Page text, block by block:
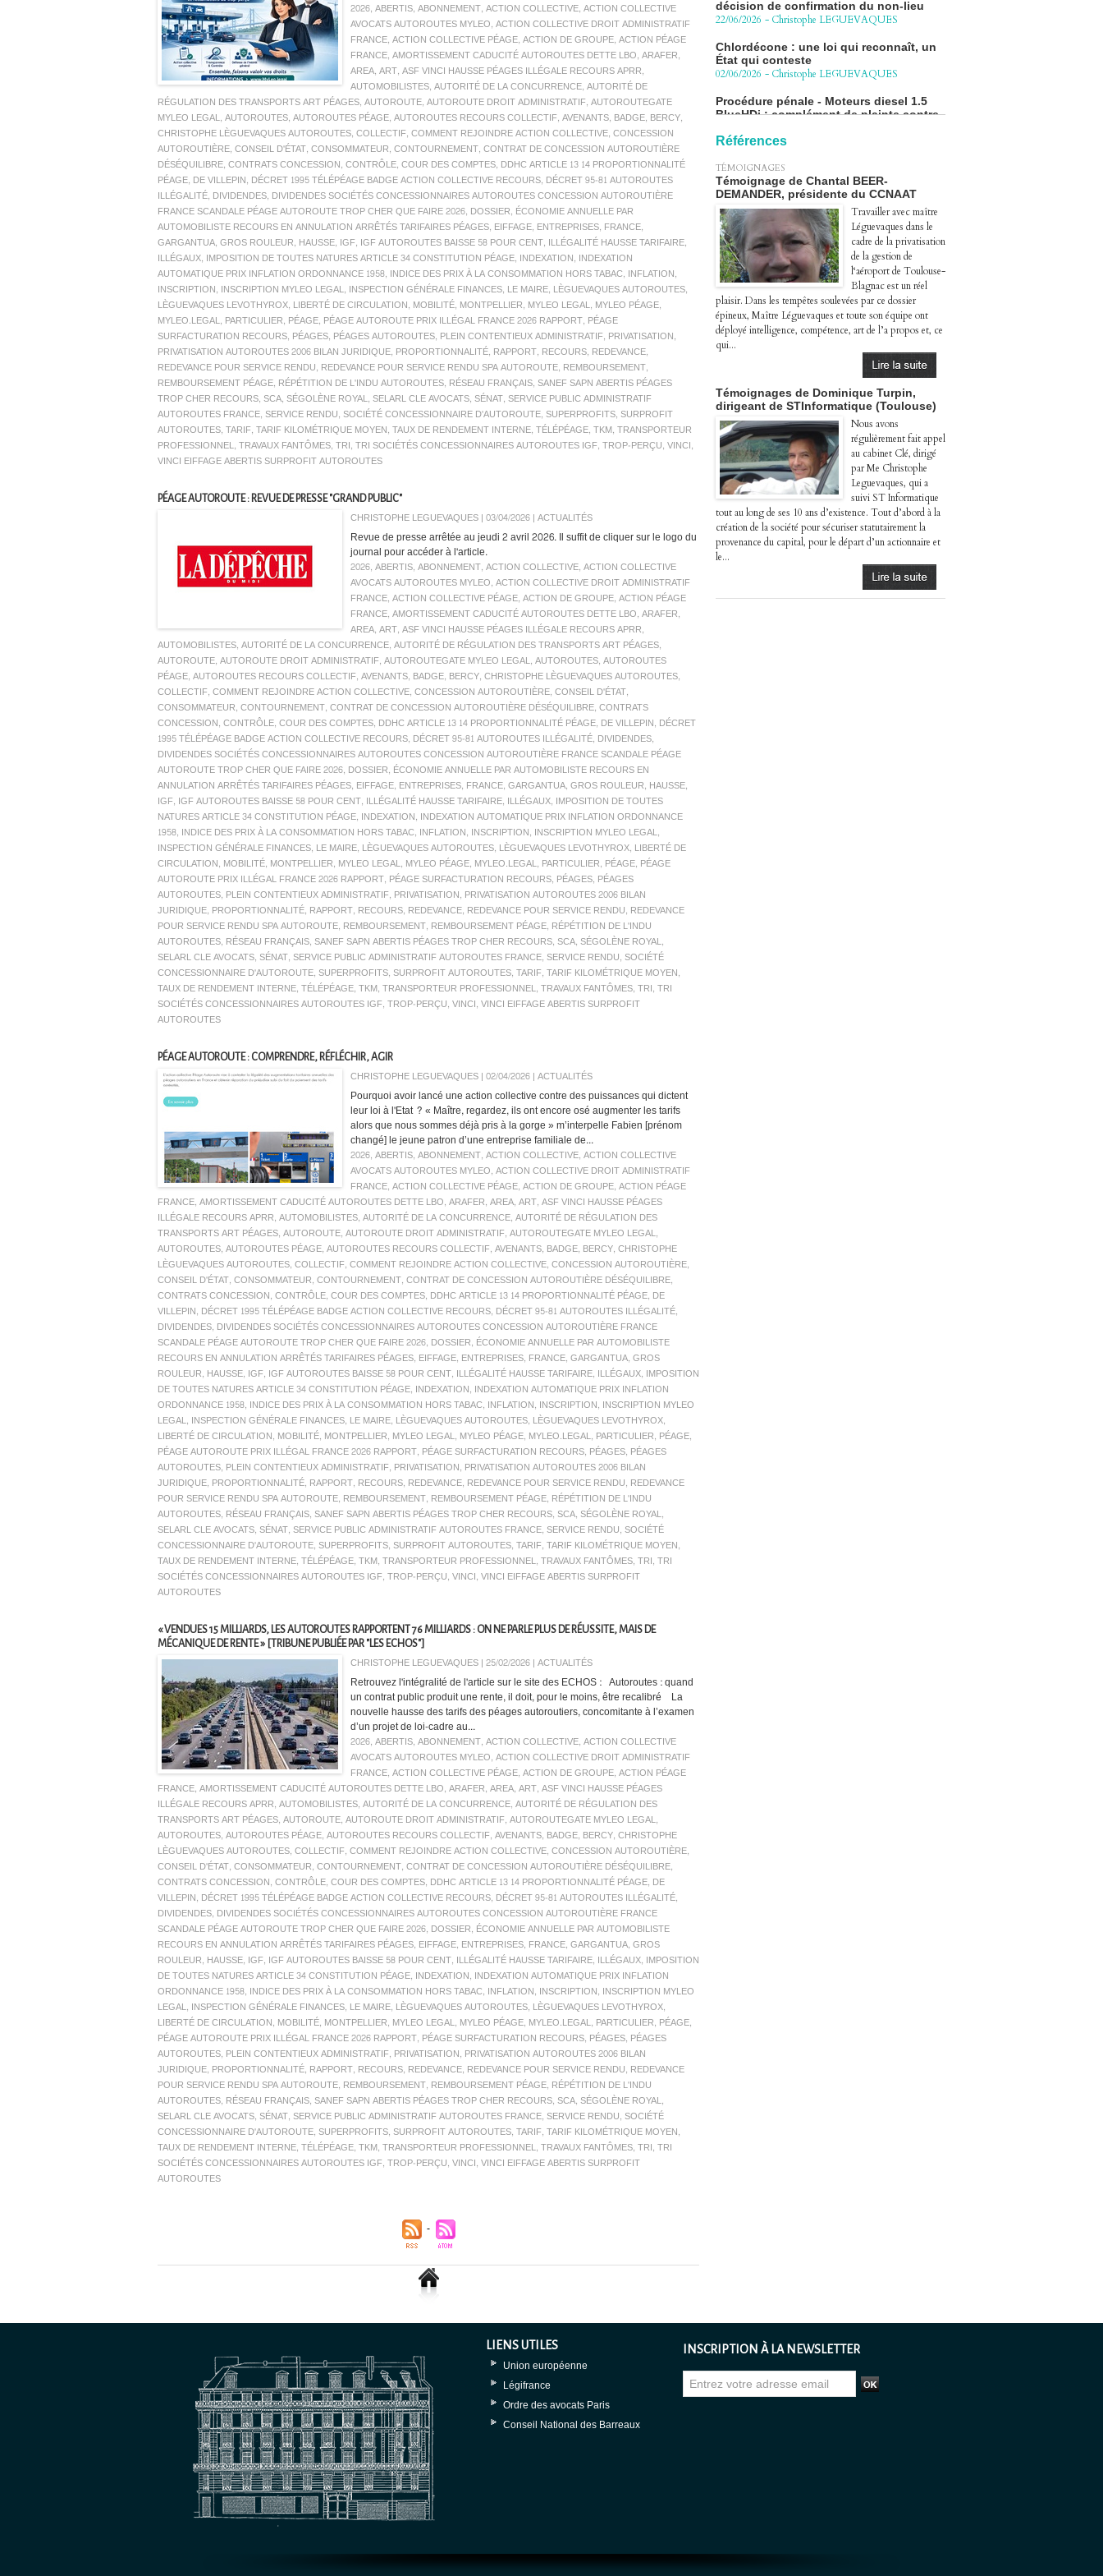
2026, ABERTIS, ABONNEMENT, ACTION COLLECTIVE, ACTION COLLECTIVE
AVOCATS AUTOROUTES MYLEO, ACTION COLLECTIVE DROIT ADMINISTRATIF
FRANCE, ACTION COLLECTIVE PÉAGE, ACTION DE GROUPE, ACTION PÉAGE
FRANCE, AMORTISSEMENT CADUCITÉ AUTOROUTES DETTE LBO, ARAFER,
AREA, ART, ASF VINCI HAUSSE PÉAGES ILLÉGALE RECOURS APRR,
AUTOMOBILISTES, AUTORITÉ DE LA CONCURRENCE, AUTORITÉ DE
RÉGULATION DES TRANSPORTS ART PÉAGES, AUTOROUTE, AUTOROUTE DROIT ADMINISTRATIF, AUTOROUTEGATE
MYLEO LEGAL, AUTOROUTES, AUTOROUTES PÉAGE, AUTOROUTES RECOURS COLLECTIF, AVENANTS, BADGE, BERCY,
CHRISTOPHE LÈGUEVAQUES AUTOROUTES, COLLECTIF, COMMENT REJOINDRE ACTION COLLECTIVE, CONCESSION
AUTOROUTIÈRE, CONSEIL D'ÉTAT, CONSOMMATEUR, CONTOURNEMENT, CONTRAT DE CONCESSION AUTOROUTIÈRE
DÉSÉQUILIBRE, CONTRATS CONCESSION, CONTRÔLE, COUR DES COMPTES, DDHC ARTICLE 13 14 PROPORTIONNALITÉ
PÉAGE, DE VILLEPIN, DÉCRET 1995 TÉLÉPÉAGE BADGE ACTION COLLECTIVE RECOURS, DÉCRET 95-81 AUTOROUTES
ILLÉGALITÉ, DIVIDENDES, DIVIDENDES SOCIÉTÉS CONCESSIONNAIRES AUTOROUTES CONCESSION AUTOROUTIÈRE
FRANCE SCANDALE PÉAGE AUTOROUTE TROP CHER QUE FAIRE 2026, DOSSIER, ÉCONOMIE ANNUELLE PAR
AUTOMOBILISTE RECOURS EN ANNULATION ARRÊTÉS TARIFAIRES PÉAGES, EIFFAGE, ENTREPRISES, FRANCE,
GARGANTUA, GROS ROULEUR, HAUSSE, IGF, IGF AUTOROUTES BAISSE 58 POUR CENT, ILLÉGALITÉ HAUSSE TARIFAIRE,
ILLÉGAUX, IMPOSITION DE TOUTES NATURES ARTICLE 34 CONSTITUTION PÉAGE, INDEXATION, INDEXATION
AUTOMATIQUE PRIX INFLATION ORDONNANCE 1958, INDICE DES PRIX À LA CONSOMMATION HORS TABAC, INFLATION,
INSCRIPTION, INSCRIPTION MYLEO LEGAL, INSPECTION GÉNÉRALE FINANCES, LE MAIRE, LÈGUEVAQUES AUTOROUTES,
LÈGUEVAQUES LEVOTHYROX, LIBERTÉ DE CIRCULATION, MOBILITÉ, MONTPELLIER, MYLEO LEGAL, MYLEO PÉAGE,
MYLEO.LEGAL, PARTICULIER, PÉAGE, PÉAGE AUTOROUTE PRIX ILLÉGAL FRANCE 2026 RAPPORT, PÉAGE
SURFACTURATION RECOURS, PÉAGES, PÉAGES AUTOROUTES, PLEIN CONTENTIEUX ADMINISTRATIF, PRIVATISATION,
PRIVATISATION AUTOROUTES 2006 BILAN JURIDIQUE, PROPORTIONNALITÉ, RAPPORT, RECOURS, REDEVANCE,
REDEVANCE POUR SERVICE RENDU, REDEVANCE POUR SERVICE RENDU SPA AUTOROUTE, REMBOURSEMENT,
REMBOURSEMENT PÉAGE, RÉPÉTITION DE L'INDU AUTOROUTES, RÉSEAU FRANÇAIS, SANEF SAPN ABERTIS PÉAGES
TROP CHER RECOURS, SCA, SÉGOLÈNE ROYAL, SELARL CLE AVOCATS, SÉNAT, SERVICE PUBLIC ADMINISTRATIF
AUTOROUTES FRANCE, SERVICE RENDU, SOCIÉTÉ CONCESSIONNAIRE D'AUTOROUTE, SUPERPROFITS, SURPROFIT
AUTOROUTES, TARIF, TARIF KILOMÉTRIQUE MOYEN, TAUX DE RENDEMENT INTERNE, TÉLÉPÉAGE, TKM, TRANSPORTEUR
PROFESSIONNEL, TRAVAUX FANTÔMES, TRI, TRI SOCIÉTÉS CONCESSIONNAIRES AUTOROUTES IGF, TROP-PERÇU, VINCI,
VINCI EIFFAGE ABERTIS SURPROFIT AUTOROUTES
PÉAGE AUTOROUTE : REVUE DE PRESSE "GRAND PUBLIC"
CHRISTOPHE LEGUEVAQUES | 03/04/2026 | ACTUALITÉS
Revue de presse arrêtée au jeudi 2 avril 2026. Il suffit de cliquer sur le logo du
journal pour accéder à l'article.
2026, ABERTIS, ABONNEMENT, ACTION COLLECTIVE, ACTION COLLECTIVE
AVOCATS AUTOROUTES MYLEO, ACTION COLLECTIVE DROIT ADMINISTRATIF
FRANCE, ACTION COLLECTIVE PÉAGE, ACTION DE GROUPE, ACTION PÉAGE
FRANCE, AMORTISSEMENT CADUCITÉ AUTOROUTES DETTE LBO, ARAFER,
AREA, ART, ASF VINCI HAUSSE PÉAGES ILLÉGALE RECOURS APRR,
AUTOMOBILISTES, AUTORITÉ DE LA CONCURRENCE, AUTORITÉ DE RÉGULATION DES TRANSPORTS ART PÉAGES,
AUTOROUTE, AUTOROUTE DROIT ADMINISTRATIF, AUTOROUTEGATE MYLEO LEGAL, AUTOROUTES, AUTOROUTES
PÉAGE, AUTOROUTES RECOURS COLLECTIF, AVENANTS, BADGE, BERCY, CHRISTOPHE LÈGUEVAQUES AUTOROUTES,
COLLECTIF, COMMENT REJOINDRE ACTION COLLECTIVE, CONCESSION AUTOROUTIÈRE, CONSEIL D'ÉTAT,
CONSOMMATEUR, CONTOURNEMENT, CONTRAT DE CONCESSION AUTOROUTIÈRE DÉSÉQUILIBRE, CONTRATS
CONCESSION, CONTRÔLE, COUR DES COMPTES, DDHC ARTICLE 13 14 PROPORTIONNALITÉ PÉAGE, DE VILLEPIN, DÉCRET
1995 TÉLÉPÉAGE BADGE ACTION COLLECTIVE RECOURS, DÉCRET 95-81 AUTOROUTES ILLÉGALITÉ, DIVIDENDES,
DIVIDENDES SOCIÉTÉS CONCESSIONNAIRES AUTOROUTES CONCESSION AUTOROUTIÈRE FRANCE SCANDALE PÉAGE
AUTOROUTE TROP CHER QUE FAIRE 2026, DOSSIER, ÉCONOMIE ANNUELLE PAR AUTOMOBILISTE RECOURS EN
ANNULATION ARRÊTÉS TARIFAIRES PÉAGES, EIFFAGE, ENTREPRISES, FRANCE, GARGANTUA, GROS ROULEUR, HAUSSE,
IGF, IGF AUTOROUTES BAISSE 58 POUR CENT, ILLÉGALITÉ HAUSSE TARIFAIRE, ILLÉGAUX, IMPOSITION DE TOUTES
NATURES ARTICLE 34 CONSTITUTION PÉAGE, INDEXATION, INDEXATION AUTOMATIQUE PRIX INFLATION ORDONNANCE
1958, INDICE DES PRIX À LA CONSOMMATION HORS TABAC, INFLATION, INSCRIPTION, INSCRIPTION MYLEO LEGAL,
INSPECTION GÉNÉRALE FINANCES, LE MAIRE, LÈGUEVAQUES AUTOROUTES, LÈGUEVAQUES LEVOTHYROX, LIBERTÉ DE
CIRCULATION, MOBILITÉ, MONTPELLIER, MYLEO LEGAL, MYLEO PÉAGE, MYLEO.LEGAL, PARTICULIER, PÉAGE, PÉAGE
AUTOROUTE PRIX ILLÉGAL FRANCE 2026 RAPPORT, PÉAGE SURFACTURATION RECOURS, PÉAGES, PÉAGES
AUTOROUTES, PLEIN CONTENTIEUX ADMINISTRATIF, PRIVATISATION, PRIVATISATION AUTOROUTES 2006 BILAN
JURIDIQUE, PROPORTIONNALITÉ, RAPPORT, RECOURS, REDEVANCE, REDEVANCE POUR SERVICE RENDU, REDEVANCE
POUR SERVICE RENDU SPA AUTOROUTE, REMBOURSEMENT, REMBOURSEMENT PÉAGE, RÉPÉTITION DE L'INDU
AUTOROUTES, RÉSEAU FRANÇAIS, SANEF SAPN ABERTIS PÉAGES TROP CHER RECOURS, SCA, SÉGOLÈNE ROYAL,
SELARL CLE AVOCATS, SÉNAT, SERVICE PUBLIC ADMINISTRATIF AUTOROUTES FRANCE, SERVICE RENDU, SOCIÉTÉ
CONCESSIONNAIRE D'AUTOROUTE, SUPERPROFITS, SURPROFIT AUTOROUTES, TARIF, TARIF KILOMÉTRIQUE MOYEN,
TAUX DE RENDEMENT INTERNE, TÉLÉPÉAGE, TKM, TRANSPORTEUR PROFESSIONNEL, TRAVAUX FANTÔMES, TRI, TRI
SOCIÉTÉS CONCESSIONNAIRES AUTOROUTES IGF, TROP-PERÇU, VINCI, VINCI EIFFAGE ABERTIS SURPROFIT
AUTOROUTES
PÉAGE AUTOROUTE : COMPRENDRE, RÉFLÉCHIR, AGIR
CHRISTOPHE LEGUEVAQUES | 02/04/2026 | ACTUALITÉS
Pourquoi avoir lancé une action collective contre des puissances qui dictent
leur loi à l'Etat ? « Maître, regardez, ils ont encore osé augmenter les tarifs
alors que nous sommes déjà pris à la gorge » m’interpelle Fabien [prénom
changé] le jeune patron d’une entreprise familiale de...
2026, ABERTIS, ABONNEMENT, ACTION COLLECTIVE, ACTION COLLECTIVE
AVOCATS AUTOROUTES MYLEO, ACTION COLLECTIVE DROIT ADMINISTRATIF
FRANCE, ACTION COLLECTIVE PÉAGE, ACTION DE GROUPE, ACTION PÉAGE
FRANCE, AMORTISSEMENT CADUCITÉ AUTOROUTES DETTE LBO, ARAFER, AREA, ART, ASF VINCI HAUSSE PÉAGES
ILLÉGALE RECOURS APRR, AUTOMOBILISTES, AUTORITÉ DE LA CONCURRENCE, AUTORITÉ DE RÉGULATION DES
TRANSPORTS ART PÉAGES, AUTOROUTE, AUTOROUTE DROIT ADMINISTRATIF, AUTOROUTEGATE MYLEO LEGAL,
AUTOROUTES, AUTOROUTES PÉAGE, AUTOROUTES RECOURS COLLECTIF, AVENANTS, BADGE, BERCY, CHRISTOPHE
LÈGUEVAQUES AUTOROUTES, COLLECTIF, COMMENT REJOINDRE ACTION COLLECTIVE, CONCESSION AUTOROUTIÈRE,
CONSEIL D'ÉTAT, CONSOMMATEUR, CONTOURNEMENT, CONTRAT DE CONCESSION AUTOROUTIÈRE DÉSÉQUILIBRE,
CONTRATS CONCESSION, CONTRÔLE, COUR DES COMPTES, DDHC ARTICLE 13 14 PROPORTIONNALITÉ PÉAGE, DE
VILLEPIN, DÉCRET 1995 TÉLÉPÉAGE BADGE ACTION COLLECTIVE RECOURS, DÉCRET 95-81 AUTOROUTES ILLÉGALITÉ,
DIVIDENDES, DIVIDENDES SOCIÉTÉS CONCESSIONNAIRES AUTOROUTES CONCESSION AUTOROUTIÈRE FRANCE
SCANDALE PÉAGE AUTOROUTE TROP CHER QUE FAIRE 2026, DOSSIER, ÉCONOMIE ANNUELLE PAR AUTOMOBILISTE
RECOURS EN ANNULATION ARRÊTÉS TARIFAIRES PÉAGES, EIFFAGE, ENTREPRISES, FRANCE, GARGANTUA, GROS
ROULEUR, HAUSSE, IGF, IGF AUTOROUTES BAISSE 58 POUR CENT, ILLÉGALITÉ HAUSSE TARIFAIRE, ILLÉGAUX, IMPOSITION
DE TOUTES NATURES ARTICLE 34 CONSTITUTION PÉAGE, INDEXATION, INDEXATION AUTOMATIQUE PRIX INFLATION
ORDONNANCE 1958, INDICE DES PRIX À LA CONSOMMATION HORS TABAC, INFLATION, INSCRIPTION, INSCRIPTION MYLEO
LEGAL, INSPECTION GÉNÉRALE FINANCES, LE MAIRE, LÈGUEVAQUES AUTOROUTES, LÈGUEVAQUES LEVOTHYROX,
LIBERTÉ DE CIRCULATION, MOBILITÉ, MONTPELLIER, MYLEO LEGAL, MYLEO PÉAGE, MYLEO.LEGAL, PARTICULIER, PÉAGE,
PÉAGE AUTOROUTE PRIX ILLÉGAL FRANCE 2026 RAPPORT, PÉAGE SURFACTURATION RECOURS, PÉAGES, PÉAGES
AUTOROUTES, PLEIN CONTENTIEUX ADMINISTRATIF, PRIVATISATION, PRIVATISATION AUTOROUTES 2006 BILAN
JURIDIQUE, PROPORTIONNALITÉ, RAPPORT, RECOURS, REDEVANCE, REDEVANCE POUR SERVICE RENDU, REDEVANCE
POUR SERVICE RENDU SPA AUTOROUTE, REMBOURSEMENT, REMBOURSEMENT PÉAGE, RÉPÉTITION DE L'INDU
AUTOROUTES, RÉSEAU FRANÇAIS, SANEF SAPN ABERTIS PÉAGES TROP CHER RECOURS, SCA, SÉGOLÈNE ROYAL,
SELARL CLE AVOCATS, SÉNAT, SERVICE PUBLIC ADMINISTRATIF AUTOROUTES FRANCE, SERVICE RENDU, SOCIÉTÉ
CONCESSIONNAIRE D'AUTOROUTE, SUPERPROFITS, SURPROFIT AUTOROUTES, TARIF, TARIF KILOMÉTRIQUE MOYEN,
TAUX DE RENDEMENT INTERNE, TÉLÉPÉAGE, TKM, TRANSPORTEUR PROFESSIONNEL, TRAVAUX FANTÔMES, TRI, TRI
SOCIÉTÉS CONCESSIONNAIRES AUTOROUTES IGF, TROP-PERÇU, VINCI, VINCI EIFFAGE ABERTIS SURPROFIT
AUTOROUTES
« VENDUES 15 MILLIARDS, LES AUTOROUTES RAPPORTENT 76 MILLIARDS : ON NE PARLE PLUS DE RÉUSSITE, MAIS DE
MÉCANIQUE DE RENTE » [TRIBUNE PUBLIÉE PAR "LES ECHOS"]
CHRISTOPHE LEGUEVAQUES | 25/02/2026 | ACTUALITÉS
Retrouvez l'intégralité de l'article sur le site des ECHOS : Autoroutes : quand
un contrat public produit une rente, il doit, pour le moins, être recalibré La
nouvelle hausse des tarifs des péages autoroutiers, concomitante à l’examen
d’un projet de loi-cadre au...
2026, ABERTIS, ABONNEMENT, ACTION COLLECTIVE, ACTION COLLECTIVE
AVOCATS AUTOROUTES MYLEO, ACTION COLLECTIVE DROIT ADMINISTRATIF
FRANCE, ACTION COLLECTIVE PÉAGE, ACTION DE GROUPE, ACTION PÉAGE
FRANCE, AMORTISSEMENT CADUCITÉ AUTOROUTES DETTE LBO, ARAFER, AREA, ART, ASF VINCI HAUSSE PÉAGES
ILLÉGALE RECOURS APRR, AUTOMOBILISTES, AUTORITÉ DE LA CONCURRENCE, AUTORITÉ DE RÉGULATION DES
TRANSPORTS ART PÉAGES, AUTOROUTE, AUTOROUTE DROIT ADMINISTRATIF, AUTOROUTEGATE MYLEO LEGAL,
AUTOROUTES, AUTOROUTES PÉAGE, AUTOROUTES RECOURS COLLECTIF, AVENANTS, BADGE, BERCY, CHRISTOPHE
LÈGUEVAQUES AUTOROUTES, COLLECTIF, COMMENT REJOINDRE ACTION COLLECTIVE, CONCESSION AUTOROUTIÈRE,
CONSEIL D'ÉTAT, CONSOMMATEUR, CONTOURNEMENT, CONTRAT DE CONCESSION AUTOROUTIÈRE DÉSÉQUILIBRE,
CONTRATS CONCESSION, CONTRÔLE, COUR DES COMPTES, DDHC ARTICLE 13 14 PROPORTIONNALITÉ PÉAGE, DE
VILLEPIN, DÉCRET 1995 TÉLÉPÉAGE BADGE ACTION COLLECTIVE RECOURS, DÉCRET 95-81 AUTOROUTES ILLÉGALITÉ,
DIVIDENDES, DIVIDENDES SOCIÉTÉS CONCESSIONNAIRES AUTOROUTES CONCESSION AUTOROUTIÈRE FRANCE
SCANDALE PÉAGE AUTOROUTE TROP CHER QUE FAIRE 2026, DOSSIER, ÉCONOMIE ANNUELLE PAR AUTOMOBILISTE
RECOURS EN ANNULATION ARRÊTÉS TARIFAIRES PÉAGES, EIFFAGE, ENTREPRISES, FRANCE, GARGANTUA, GROS
ROULEUR, HAUSSE, IGF, IGF AUTOROUTES BAISSE 58 POUR CENT, ILLÉGALITÉ HAUSSE TARIFAIRE, ILLÉGAUX, IMPOSITION
DE TOUTES NATURES ARTICLE 34 CONSTITUTION PÉAGE, INDEXATION, INDEXATION AUTOMATIQUE PRIX INFLATION
ORDONNANCE 1958, INDICE DES PRIX À LA CONSOMMATION HORS TABAC, INFLATION, INSCRIPTION, INSCRIPTION MYLEO
LEGAL, INSPECTION GÉNÉRALE FINANCES, LE MAIRE, LÈGUEVAQUES AUTOROUTES, LÈGUEVAQUES LEVOTHYROX,
LIBERTÉ DE CIRCULATION, MOBILITÉ, MONTPELLIER, MYLEO LEGAL, MYLEO PÉAGE, MYLEO.LEGAL, PARTICULIER, PÉAGE,
PÉAGE AUTOROUTE PRIX ILLÉGAL FRANCE 2026 RAPPORT, PÉAGE SURFACTURATION RECOURS, PÉAGES, PÉAGES
AUTOROUTES, PLEIN CONTENTIEUX ADMINISTRATIF, PRIVATISATION, PRIVATISATION AUTOROUTES 2006 BILAN
JURIDIQUE, PROPORTIONNALITÉ, RAPPORT, RECOURS, REDEVANCE, REDEVANCE POUR SERVICE RENDU, REDEVANCE
POUR SERVICE RENDU SPA AUTOROUTE, REMBOURSEMENT, REMBOURSEMENT PÉAGE, RÉPÉTITION DE L'INDU
AUTOROUTES, RÉSEAU FRANÇAIS, SANEF SAPN ABERTIS PÉAGES TROP CHER RECOURS, SCA, SÉGOLÈNE ROYAL,
SELARL CLE AVOCATS, SÉNAT, SERVICE PUBLIC ADMINISTRATIF AUTOROUTES FRANCE, SERVICE RENDU, SOCIÉTÉ
CONCESSIONNAIRE D'AUTOROUTE, SUPERPROFITS, SURPROFIT AUTOROUTES, TARIF, TARIF KILOMÉTRIQUE MOYEN,
TAUX DE RENDEMENT INTERNE, TÉLÉPÉAGE, TKM, TRANSPORTEUR PROFESSIONNEL, TRAVAUX FANTÔMES, TRI, TRI
SOCIÉTÉS CONCESSIONNAIRES AUTOROUTES IGF, TROP-PERÇU, VINCI, VINCI EIFFAGE ABERTIS SURPROFIT
AUTOROUTES
Chlordécone : une loi qui reconnaît, un
État qui conteste
02/06/2026
Procédure pénale - Moteurs diesel 1.5
BlueHDi : complément de plainte contre
27/04/2026 -Christophe LEGUEVAQUES
Péage autoroute : tout savoir (ou
presque) sur l'action collective ouverte
le 2 avril
07/04/2026 -Christophe LEGUEVAQUES
Références
TÉMOIGNAGES
Témoignage de Chantal BEER-
DEMANDER, présidente du CCNAAT
Travailler avec maître
Léguevaques dans le
cadre de la privatisation
de la gestion de
l‘aéroport de Toulouse-
Blagnac est un réel
plaisir. Dans les tempêtes soulevées par ce dossier
épineux, Maître Léguevaques et toute son équipe ont
déployé intelligence, compétence, art de l’a propos et, ce
qui...
Témoignages de Dominique Turpin,
dirigeant de STInformatique (Toulouse)
Nous avons
régulièrement fait appel
au cabinet Clé, dirigé
par Me Christophe
Leguevaques, qui a
suivi ST Informatique
tout au long de ses 10 ans d’existence. Tout d’abord à la
création de la société pour sécuriser statutairement la
provenance du capital, pour le départ d’un actionnaire et
le...
LIENS UTILES
Union européenne
Légifrance
Ordre des avocats Paris
Conseil National des Barreaux
INSCRIPTION À LA NEWSLETTER